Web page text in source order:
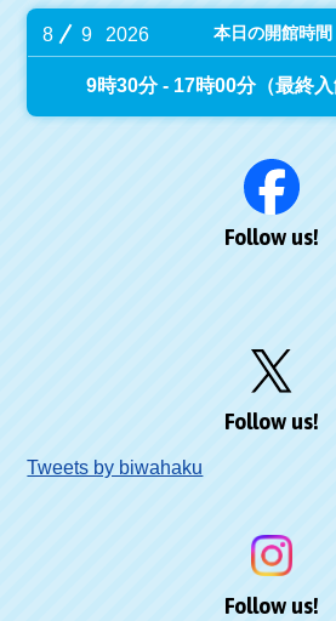
8 9 2026 本日の開館時間
9時30分 - 17時00分（最終入
Follow us!
Follow us!
Tweets by biwahaku
Follow us!